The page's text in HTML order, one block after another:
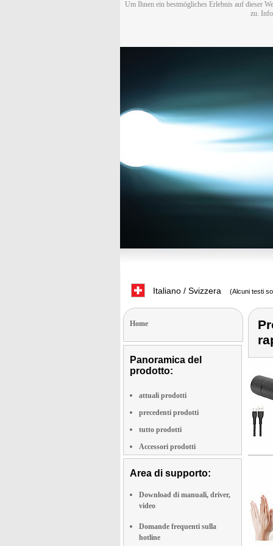
Um Ihnen ein bestmögliches Erlebnis auf dieser
zu.
Italiano / Svizzera (Alcuni testi
Home
Panoramica del
prodotto:
attuali prodotti
precedenti prodotti
tutto prodotti
Accessori prodotti
Area di supporto:
Download di manuali, driver,
video
Domande frequenti sulla
hotline